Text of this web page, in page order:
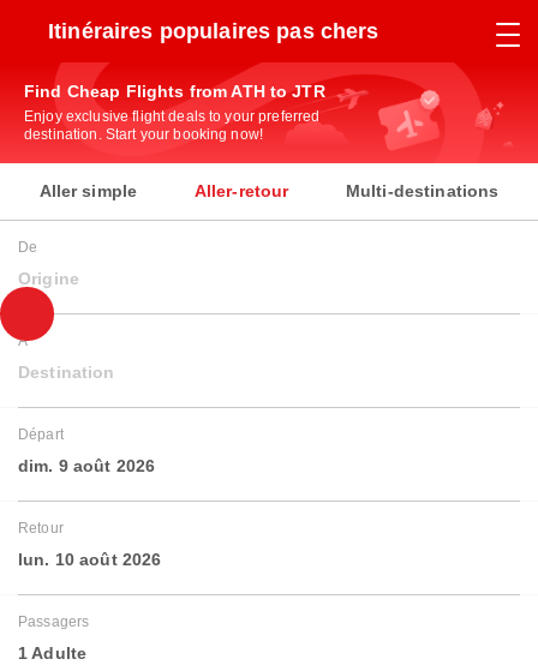
Itinéraires populaires pas chers
Find Cheap Flights from ATH to JTR
Enjoy exclusive flight deals to your preferred
destination. Start your booking now!
Aller simple Aller-retour Multi-destinations
De
Origine
À
Destination
Départ
dim. 9 août 2026
Retour
lun. 10 août 2026
Passagers
1 Adulte